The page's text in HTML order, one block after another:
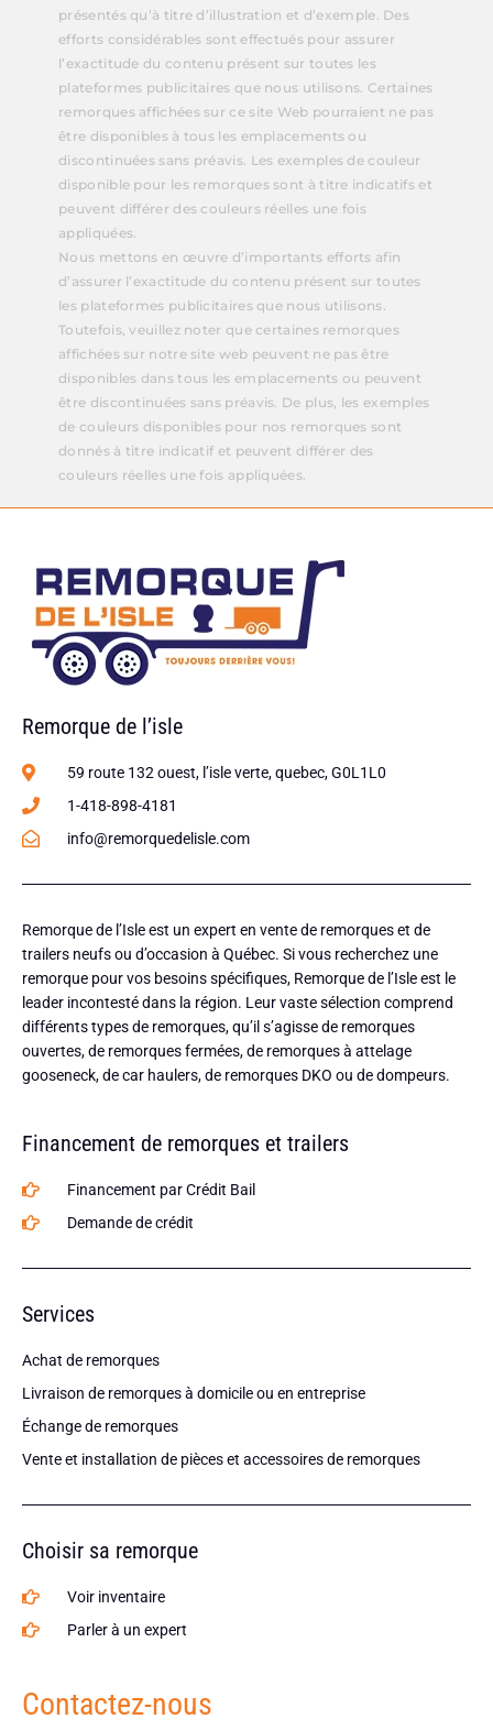
présentés qu’à titre d’illustration et d’exemple. Des
efforts considérables sont effectués pour assurer
l’exactitude du contenu présent sur toutes les
plateformes publicitaires que nous utilisons. Certaines
remorques affichées sur ce site Web pourraient ne pas
être disponibles à tous les emplacements ou
discontinuées sans préavis. Les exemples de couleur
disponible pour les remorques sont à titre indicatifs et
peuvent différer des couleurs réelles une fois
appliquées.
Nous mettons en œuvre d’importants efforts afin
d’assurer l’exactitude du contenu présent sur toutes
les plateformes publicitaires que nous utilisons.
Toutefois, veuillez noter que certaines remorques
affichées sur notre site web peuvent ne pas être
disponibles dans tous les emplacements ou peuvent
être discontinuées sans préavis. De plus, les exemples
de couleurs disponibles pour nos remorques sont
donnés à titre indicatif et peuvent différer des
couleurs réelles une fois appliquées.
Remorque de l’isle
59 route 132 ouest, l’isle verte, quebec, G0L1L0
1-418-898-4181
info@remorquedelisle.com
Remorque de l’Isle est un expert en vente de remorques et de
trailers neufs ou d’occasion à Québec. Si vous recherchez une
remorque pour vos besoins spécifiques, Remorque de l’Isle est le
leader incontesté dans la région. Leur vaste sélection comprend
différents types de remorques, qu’il s’agisse de remorques
ouvertes, de remorques fermées, de remorques à attelage
gooseneck, de car haulers, de remorques DKO ou de dompeurs.
Financement de remorques et trailers
Financement par Crédit Bail
Demande de crédit
Services
Achat de remorques
Livraison de remorques à domicile ou en entreprise
Échange de remorques
Vente et installation de pièces et accessoires de remorques
Choisir sa remorque
Voir inventaire
Parler à un expert
Contactez-nous